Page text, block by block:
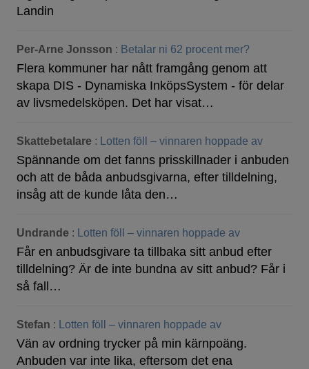
Landin
Per-Arne Jonsson : Betalar ni 62 procent mer?
Flera kommuner har nått framgång genom att
skapa DIS - Dynamiska InköpsSystem - för delar
av livsmedelsköpen. Det har visat…
Skattebetalare : Lotten föll – vinnaren hoppade av
Spännande om det fanns prisskillnader i anbuden
och att de båda anbudsgivarna, efter tilldelning,
insåg att de kunde låta den…
Undrande : Lotten föll – vinnaren hoppade av
Får en anbudsgivare ta tillbaka sitt anbud efter
tilldelning? Är de inte bundna av sitt anbud? Får i
så fall…
Stefan : Lotten föll – vinnaren hoppade av
Vän av ordning trycker på min kärnpoäng.
Anbuden var inte lika, eftersom det ena